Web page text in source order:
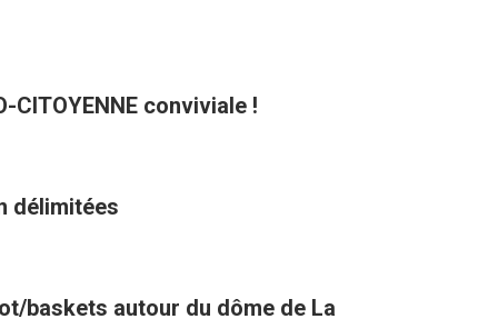
CITOYENNE conviviale !
délimitées
baskets autour du dôme de La